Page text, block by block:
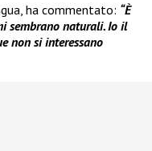
ha commentato: “È
sembrano naturali. Io il
non si interessano